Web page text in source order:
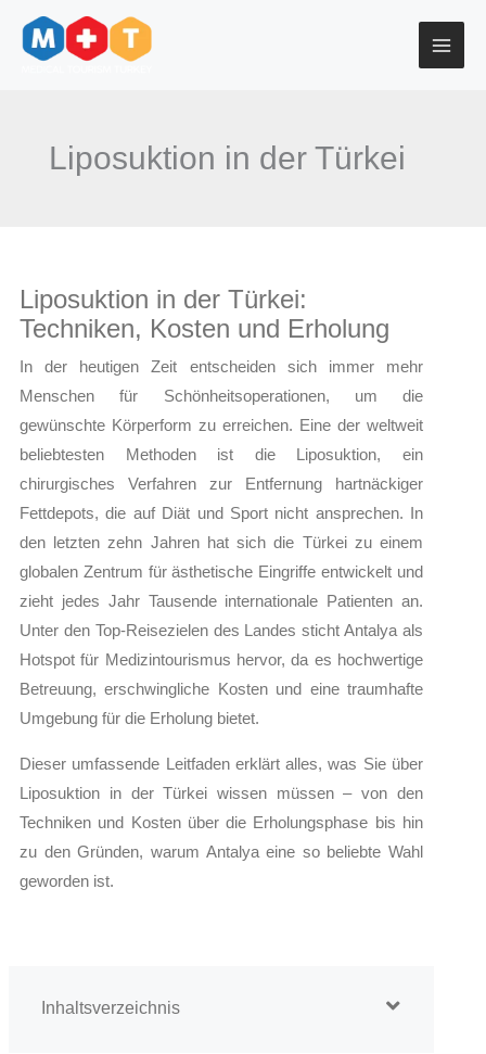
Inhalt
Liposuktion in der Türkei
Liposuktion in der Türkei:
Techniken, Kosten und Erholung
In der heutigen Zeit entscheiden sich immer mehr
Menschen für Schönheitsoperationen, um die
gewünschte Körperform zu erreichen. Eine der weltweit
beliebtesten Methoden ist die Liposuktion, ein
chirurgisches Verfahren zur Entfernung hartnäckiger
Fettdepots, die auf Diät und Sport nicht ansprechen. In
den letzten zehn Jahren hat sich die Türkei zu einem
globalen Zentrum für ästhetische Eingriffe entwickelt und
zieht jedes Jahr Tausende internationale Patienten an.
Unter den Top-Reisezielen des Landes sticht Antalya als
Hotspot für Medizintourismus hervor, da es hochwertige
Betreuung, erschwingliche Kosten und eine traumhafte
Umgebung für die Erholung bietet.
Dieser umfassende Leitfaden erklärt alles, was Sie über
Liposuktion in der Türkei wissen müssen – von den
Techniken und Kosten über die Erholungsphase bis hin
zu den Gründen, warum Antalya eine so beliebte Wahl
geworden ist.
Inhaltsverzeichnis